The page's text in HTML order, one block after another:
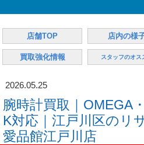
店舗TOP 店内の様
買取強化情報 スタッフのオス
2026.05.25
腕時計買取｜OMEGA
K対応｜江戸川区のリ
愛品館江戸川店